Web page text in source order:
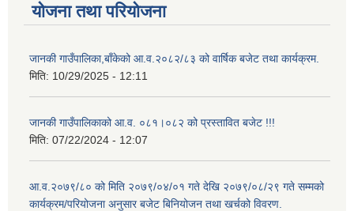
योजना तथा परियोजना
जानकी गाउँपालिका,बाँकेको आ.व.२०८२/८३ को वार्षिक बजेट तथा कार्यक्रम.
मिति: 10/29/2025 - 12:11
जानकी गाउँपालिकाको आ.व. ०८१।०८२ को प्रस्तावित बजेट !!!
मिति: 07/22/2024 - 12:07
आ.व.२०७९/८० को मिति २०७९/०४/०१ गते देखि २०७९/०८/२९ गते सम्मको
कार्यक्रम/परियोजना अनुसार बजेट बिनियोजन तथा खर्चको विवरण.